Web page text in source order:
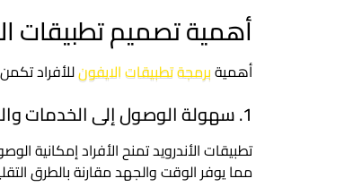
أهمية تصميم تطبيقات
أهميةبرمجة تطبيقات الايفونللأفراد
1. سهولة الوصول إلى الخدمات والمعلومات
تطبيقات الأندرويد تمنح الأفراد إمكانية
مما يوفر الوقت والجهد مقارنة بالطرق